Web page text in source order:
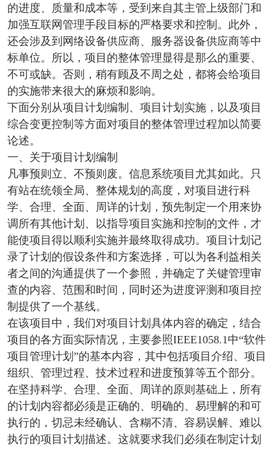
的进度、质量和成本等，受到来自其主管上级部门和
加强互联网管理手段目标的严格要求和控制。此外，
还会涉及到网络设备供应商、服务器设备供应商等中
标单位。所以，项目的整体管理显得是那么的重要、
不可或缺。否则，稍有顾及不周之处，都将会给项目
的实施带来很大的麻烦和影响。
下面分别从项目计划编制、项目计划实施，以及项目
综合变更控制等方面对项目的整体管理过程加以简要
论述。
一、关于项目计划编制
凡事预则立、不预则废。信息系统项目尤其如此。只
有站在统领全局、整体规划的高度，对项目进行科
学、合理、全面、周详的计划，预先制定一个用来协
调所有其他计划、以指导项目实施和控制的文件，才
能使项目得以顺利实施并最终取得成功。项目计划记
录了计划的假设条件和方案选择，可以为各利益相关
者之间的沟通提供了一个参照，并确定了关键管理审
查的内容、范围和时间，同时还为进度评测和项目控
制提供了一个基线。
在该项目中，我们对项目计划具体内容的确定，结合
项目的各方面实际情况，主要参照IEEE1058.1中“软件
项目管理计划”的基本内容，其中包括项目介绍、项目
组织、管理过程、技术过程和进度预算等五个部分。
在坚持科学、合理、全面、周详的原则基础上，所有
的计划内容都必须是正确的、明确的、易理解的和可
执行的，切忌未经确认、含糊不清、容易误解、难以
执行的项目计划描述。这就要求我们必须在制定计划